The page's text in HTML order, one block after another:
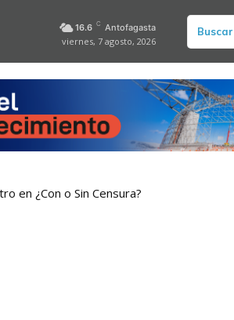
16.6 C Antofagasta
viernes, 7 agosto, 2026
Buscar
en ¿Con o Sin Censura?
en Antofagasta terminaron con sumario